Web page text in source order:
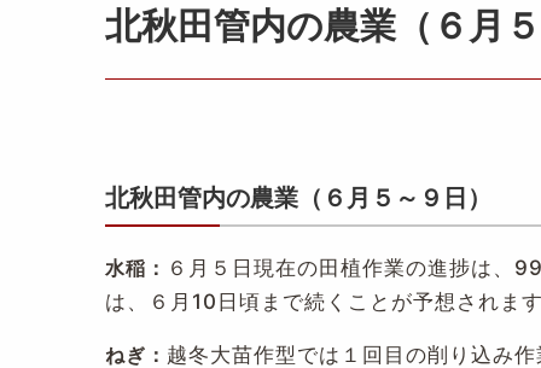
北秋田管内の農業（６月
北秋田管内の農業（６月５～９日）
水稲： ６月５日現在の田植作業の進捗は、
は、６月10日頃まで続くことが予想されま
ねぎ： 越冬大苗作型では１回目の削り込み